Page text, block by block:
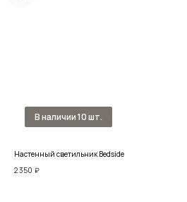
Настенный светильник Bedside
2 350 ₽